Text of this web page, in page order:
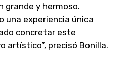
grande y hermoso.
una experiencia única
concretar este
artístico”, precisó Bonilla.